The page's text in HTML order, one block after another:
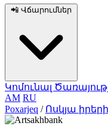
📲 Վճարումներ
Կոմունալ
AM RU
Poxarjeq / Ոսկյա